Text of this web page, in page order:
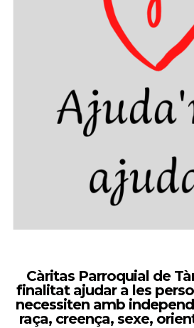
Càritas Parroquial de
finalitat ajudar a les
necessiten amb
raça, creença, sexe,